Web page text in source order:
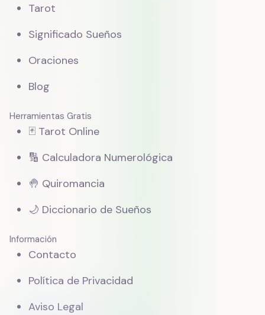
Tarot
Significado Sueños
Oraciones
Blog
Herramientas Gratis
🃏 Tarot Online
🔢 Calculadora Numerológica
🤚 Quiromancia
🌙 Diccionario de Sueños
Información
Contacto
Política de Privacidad
Aviso Legal